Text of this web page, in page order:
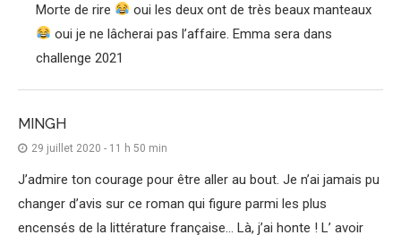
Morte de rire
oui les deux ont de très beaux manteaux
oui je ne lâcherai pas l’affaire. Emma sera dans
challenge 2021
MINGH
29 juillet 2020 - 11 h 50 min
J’admire ton courage pour être aller au bout. Je n’ai jamais pu
changer d’avis sur ce roman qui figure parmi les plus
encensés de la littérature française… Là, j’ai honte ! L’ avoir